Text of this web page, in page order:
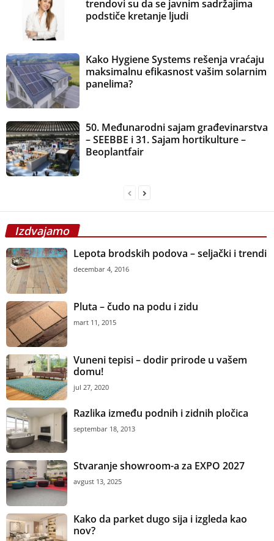
trendovi su da se javnim sadržajima
podstiče kretanje ljudi
Kako Hygiene Systems rešenja vraćaju
maksimalnu efikasnost vašim solarnim
panelima?
50. Međunarodni sajam građevinarstva
– SEEBBE i 31. Sajam hortikulture –
Beoplantfair
Izdvajamo
Lepota brodskih podova – seljački i trendi
decembar 4, 2016
Pluta – čudo na podu i zidu
mart 11, 2015
Vuneni tepisi – dodir prirode u vašem
domu!
jul 27, 2020
Razlika između podnih i zidnih pločica
septembar 18, 2013
Stvaranje showroom-a za EXPO 2027
avgust 13, 2025
Kako da parket dugo sija i izgleda kao
nov?